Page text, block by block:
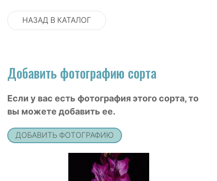
НАЗАД В КАТАЛОГ
Добавить фотографию сорта
Если у вас есть фотография этого сорта, то
вы можете добавить ее.
ДОБАВИТЬ ФОТОГРАФИЮ